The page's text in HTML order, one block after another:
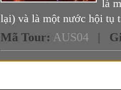
là
lại) và là một nước hội tụ
Mã Tour: AUS04 |